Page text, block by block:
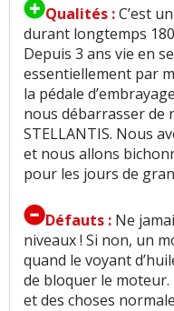
Qualités :C’est
durant longtemps
Depuis 3 ans vie en
essentiellement par
la pédale
nous débarrasser de
STELLANTIS. Nous
et nous allons
pour les jours de
Défauts : Ne
niveaux ! Si non, un
quand le voyant
de bloquer le moteur.
et des choses